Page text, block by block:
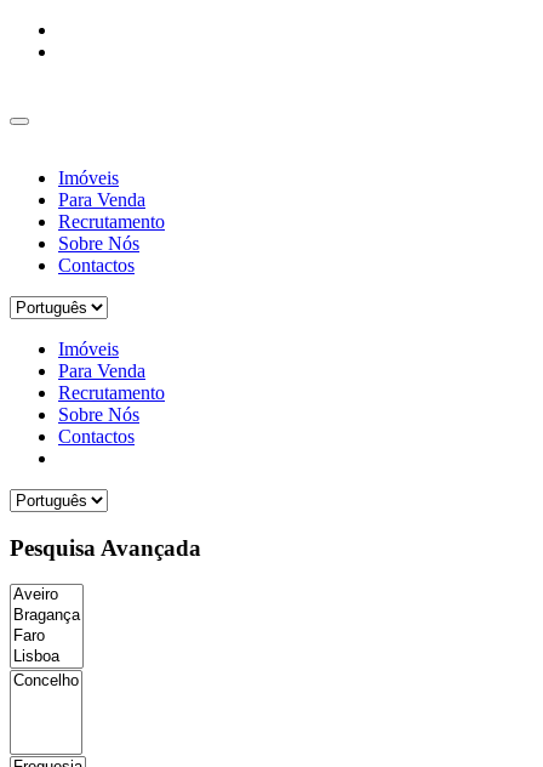
Imóveis
Para Venda
Recrutamento
Sobre Nós
Contactos
Imóveis
Para Venda
Recrutamento
Sobre Nós
Contactos
Pesquisa Avançada